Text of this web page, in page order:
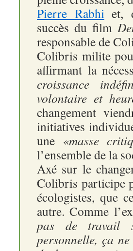
Pierre Rabhiet,
succès du film
responsable de
Colibris milite
affirmant la
croissance
volontaire et
changement
initiatives
une «masse
l’ensemble de la
Axé sur le
Colibris participe
écologistes, que
autre. Comme
pas de travail
personnelle, ça